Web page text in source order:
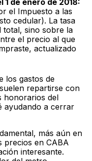
el Impuesto a las
cedular). La tasa
sino sobre la
el precio al que
actualizado
los gastos de
repartirse con
honorarios del
ayudando a cerrar
más aún en
precios en CABA
interesante.